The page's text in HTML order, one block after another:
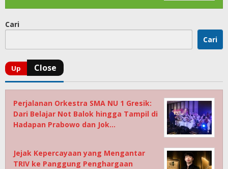
Cari
Cari
Perjalanan Orkestra SMA NU 1 Gresik:
Dari Belajar Not Balok hingga Tampil di
Hadapan Prabowo dan Jok…
Jejak Kepercayaan yang Mengantar
TRIV ke Panggung Penghargaan